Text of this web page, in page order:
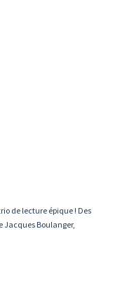
de lecture épique ! Des
Jacques Boulanger,